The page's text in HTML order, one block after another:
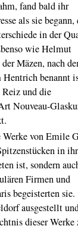
fand bald ihr
als sie begann,
in der
wie Helmut
Mäzen, nach
Hentrich benannt
und die
Nouveau-
von Emile
in
ist, sondern
Firmen und
begeisterten sie.
ausgestellt
dieser Werke